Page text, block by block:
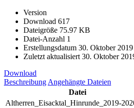
Version
Download 617
Dateigröße 75.97 KB
Datei-Anzahl 1
Erstellungsdatum 30. Oktober 2019
Zuletzt aktualisiert30. Oktober
Download
BeschreibungAngehängte Dateien
Datei
Altherren_Eisacktal_Hinrunde_2019-